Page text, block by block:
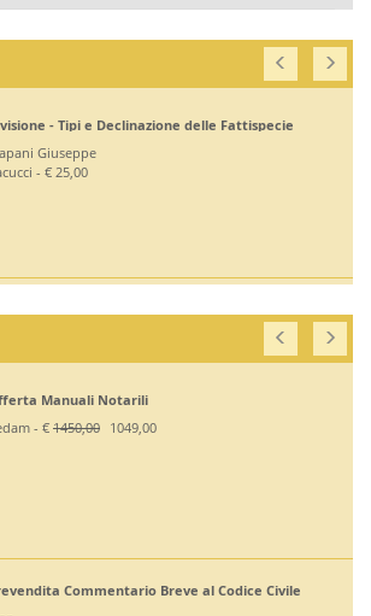
- Tipi e Declinazione delle Fattispecie
Giuseppe
- € 25,00
Manuali Notarili
- € 1450,00 1049,00
Commentario Breve al Codice Civile